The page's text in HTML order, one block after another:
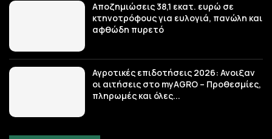
Αποζημιώσεις 38,1 εκατ. ευρώ σε
κτηνοτρόφους για ευλογιά, πανώλη και
αφθώδη πυρετό
Αγροτικές επιδοτήσεις 2026: Ανοιξαν
οι αιτήσεις στο myAGRO – Προθεσμίες,
πληρωμές και όλες...